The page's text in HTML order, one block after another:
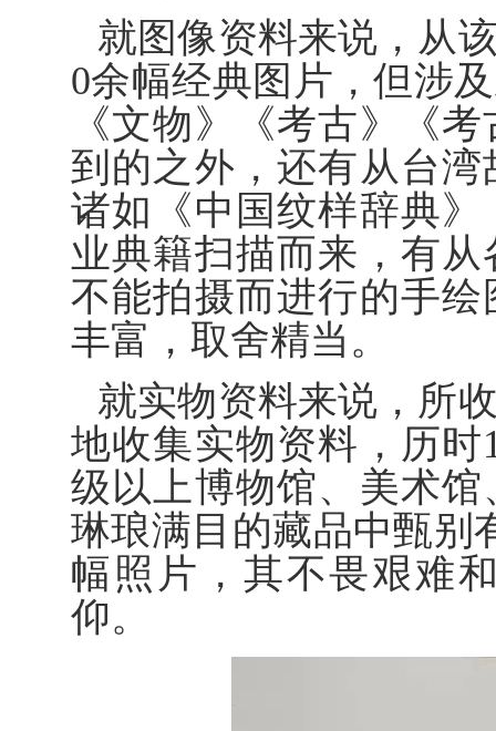
就图像资料来说，从
0余幅经典图片，但涉
《文物》《考古》《
到的之外，还有从台
诸如《中国纹样辞典
业典籍扫描而来，有
不能拍摄而进行的手
丰富，取舍精当。
就实物资料来说，所
地收集实物资料，历
级以上博物馆、美术
琳琅满目的藏品中甄别
幅照片，其不畏艰难
仰。